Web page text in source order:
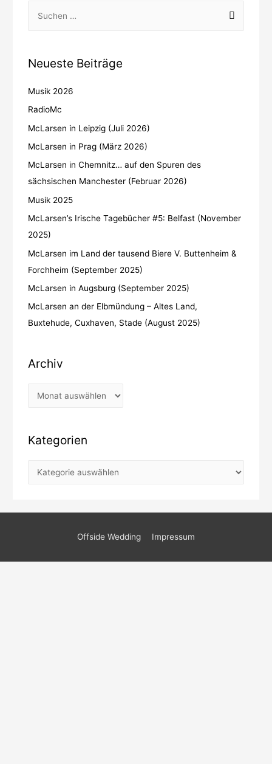
Neueste Beiträge
Musik 2026
RadioMc
McLarsen in Leipzig (Juli 2026)
McLarsen in Prag (März 2026)
McLarsen in Chemnitz… auf den Spuren des
sächsischen Manchester (Februar 2026)
Musik 2025
McLarsen’s Irische Tagebücher #5: Belfast (November
2025)
McLarsen im Land der tausend Biere V. Buttenheim &
Forchheim (September 2025)
McLarsen in Augsburg (September 2025)
McLarsen an der Elbmündung – Altes Land,
Buxtehude, Cuxhaven, Stade (August 2025)
Archiv
Kategorien
Offside Wedding Impressum